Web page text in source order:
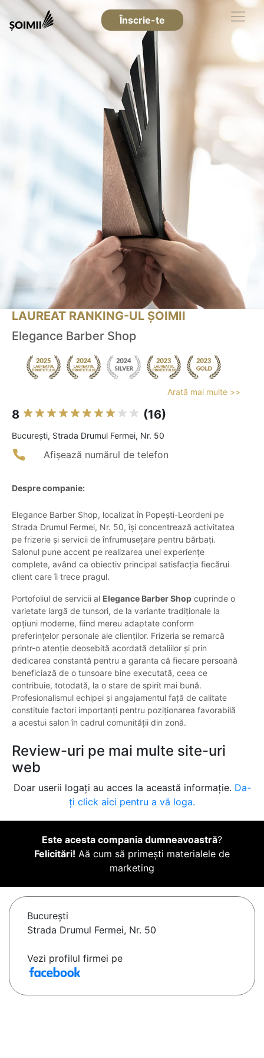
Înscrie-te
LAUREAT RANKING-UL ȘOIMII
Elegance Barber Shop
Arată mai multe >>
8 (16)
Bucureşti, Strada Drumul Fermei, Nr. 50
Afișează numărul de telefon
Despre companie:
Elegance Barber Shop, localizat în Popești-Leordeni pe
Strada Drumul Fermei, Nr. 50, își concentrează activitatea
pe frizerie și servicii de înfrumusețare pentru bărbați.
Salonul pune accent pe realizarea unei experiențe
complete, având ca obiectiv principal satisfacția fiecărui
client care îi trece pragul.
Portofoliul de servicii al Elegance Barber Shop cuprinde o
varietate largă de tunsori, de la variante tradiționale la
opțiuni moderne, fiind mereu adaptate conform
preferințelor personale ale clienților. Frizeria se remarcă
printr-o atenție deosebită acordată detaliilor și prin
dedicarea constantă pentru a garanta că fiecare persoană
beneficiază de o tunsoare bine executată, ceea ce
contribuie, totodată, la o stare de spirit mai bună.
Profesionalismul echipei și angajamentul față de calitate
constituie factori importanți pentru poziționarea favorabilă
a acestui salon în cadrul comunității din zonă.
Review-uri pe mai multe site-uri
web
Doar userii logați au acces la această informație. Da-
ți click aici pentru a vă loga.
Este acesta compania dumneavoastră?
Felicitări! Aă cum să primești materialele de
marketing
Bucureşti
Strada Drumul Fermei, Nr. 50
Vezi profilul firmei pe